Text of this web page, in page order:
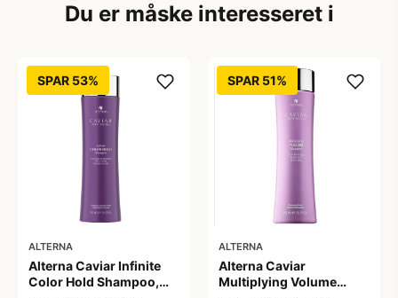
Du er måske interesseret i
SPAR 53%
ALTERNA
Alterna Caviar Infinite
Color Hold Shampoo,
SPAR 51%
ALTERNA
Alterna Caviar
Multiplying Volume